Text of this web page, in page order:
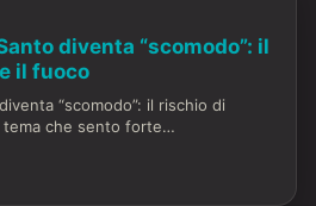
diventa “scomodo”: il
il fuoco
“scomodo”: il rischio di
tema che sento forte…